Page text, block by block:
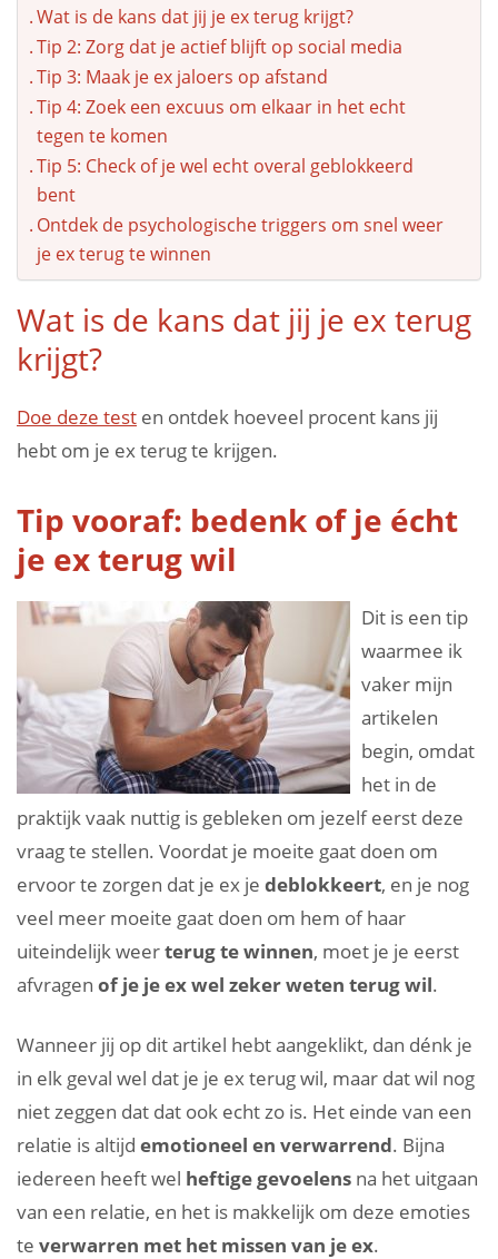
Wat is de kans dat jij je ex terug krijgt?
Tip 2: Zorg dat je actief blijft op social media
Tip 3: Maak je ex jaloers op afstand
Tip 4: Zoek een excuus om elkaar in het echt
tegen te komen
Tip 5: Check of je wel echt overal geblokkeerd
bent
Ontdek de psychologische triggers om snel weer
je ex terug te winnen
Wat is de kans dat jij je ex terug
krijgt?
Doe deze test en ontdek hoeveel procent kans jij
hebt om je ex terug te krijgen.
Tip vooraf: bedenk of je écht
je ex terug wil
Dit is een tip
waarmee ik
vaker mijn
artikelen
begin, omdat
het in de
praktijk vaak nuttig is gebleken om jezelf eerst deze
vraag te stellen. Voordat je moeite gaat doen om
ervoor te zorgen dat je ex je deblokkeert, en je nog
veel meer moeite gaat doen om hem of haar
uiteindelijk weerterug te winnen, moet je je eerst
afvragen of je je ex wel zeker weten terug wil.
Wanneer jij op dit artikel hebt aangeklikt, dan dénk je
in elk geval wel dat je je ex terug wil, maar dat wil nog
niet zeggen dat dat ook echt zo is. Het einde van een
relatie is altijd emotioneel en verwarrend. Bijna
iedereen heeft wel heftige gevoelens na het uitgaan
van een relatie, en het is makkelijk om deze emoties
te verwarren met het missen van je ex.